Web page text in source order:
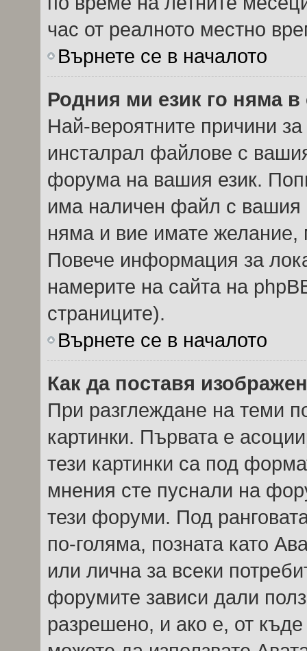
час от реалното местно
Върнете се в началото
Родния ми език го няма
Най-вероятните причини
инсталрал файлове с
форума на вашия език.
има наличен файл с вашия
няма и вие имате желание,
Повече информация за
намерите на сайта на
страниците).
Върнете се в началото
Как да поставя
При разглеждане на теми
картинки. Първата е
тези картинки са под
мнения сте пуснали на
тези форуми. Под
по-голяма, позната като
или лична за всеки
форумите зависи дали
разрешено, и ако е, от